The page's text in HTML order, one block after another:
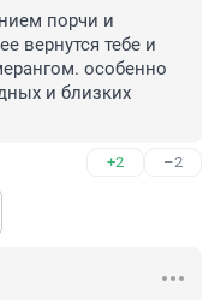
порчи и
вернутся тебе и
особенно
и близких
+2 –2